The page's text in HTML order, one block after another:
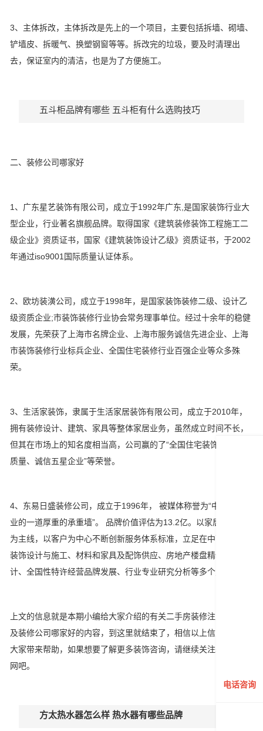
3、主体拆改，主体拆改是先上的一个项目，主要包括拆墙、砌墙、
铲墙皮、拆暖气、换塑钢窗等等。拆改完的垃圾，要及时清理出
去，保证室内的清洁，也是为了方便施工。
五斗柜品牌有哪些 五斗柜有什么选购技巧
二、装修公司哪家好
1、广东星艺装饰有限公司，成立于1992年广东,是国家装饰行业大
型企业，行业著名旗舰品牌。取得国家《建筑装修装饰工程施工二
级企业》资质证书，国家《建筑装饰设计乙级》资质证书，于2002
年通过iso9001国际质量认证体系。
2、欧坊装潢公司，成立于1998年，是国家装饰装修二级、设计乙
级资质企业;市装饰装修行业协会常务理事单位。经过十余年的稳健
发展，先荣获了上海市名牌企业、上海市服务诚信先进企业、上海
市装饰装修行业标兵企业、全国住宅装修行业百强企业等众多殊
荣。
3、生活家装饰，隶属于生活家居装饰有限公司，成立于2010年，
拥有装修设计、建筑、家具等整体家居业务，虽然成立时间不长，
但其在市场上的知名度相当高，公司赢的了“全国住宅装饰装修行业
质量、诚信五星企业”等荣誉。
4、东易日盛装修公司，成立于1996年， 被媒体称誉为“中国装饰行
业的一道厚重的承重墙”。 品牌价值评估为13.2亿。以家居产业链
为主线，以客户为中心不断创新服务体系标准，立足在中高端家居
装饰设计与施工、材料和家具及配饰供应、房地产楼盘精装修设
计、全国性特许经营品牌发展、行业专业研究分析等多个方向。
上文的信息就是本期小编给大家介绍的有关二手房装修注意事项以
及装修公司哪家好的内容，到这里就结束了，相信以上信息可以给
大家带来帮助，如果想要了解更多装饰咨询，请继续关注馨巢灯饰
网吧。
方太热水器怎么样 热水器有哪些品牌
电话咨询